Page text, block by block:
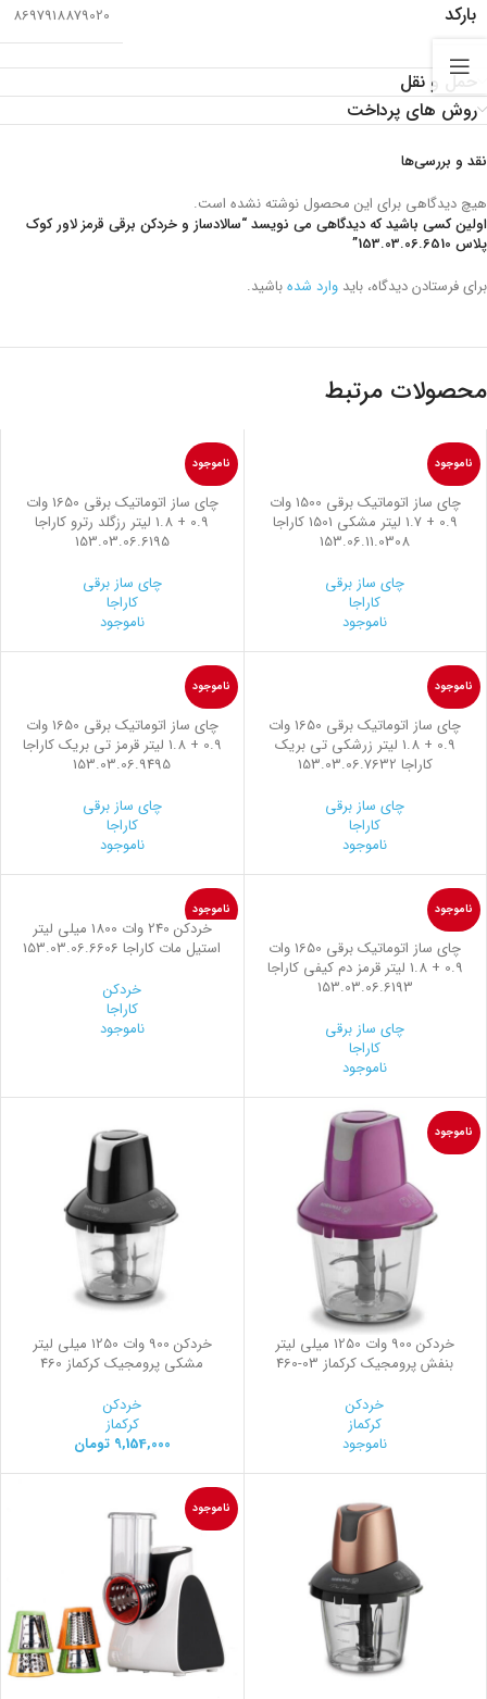
بارکد 8697918879020
حمل و نقل
روش های پرداخت
نقد و بررسی‌ها
هیچ دیدگاهی برای این محصول نوشته نشده است.
اولین کسی باشید که دیدگاهی می نویسد “سالادساز و خردکن برقی قرمز لاور کوک
پلاس 153.03.06.6510”
برای فرستادن دیدگاه، باید وارد شدهباشید.
محصولات مرتبط
ناموجود
چاي ساز اتوماتیک برقی 1500 وات
0.9 + 1.7 لیتر مشکی 1501 کاراجا
153.06.11.0308
چای ساز برقی
کاراجا
ناموجود
ناموجود
چاي ساز اتوماتیک برقی 1650 وات
0.9 + 1.8 لیتر رزگلد رترو کاراجا
153.03.06.6195
چای ساز برقی
کاراجا
ناموجود
ناموجود
چاي ساز اتوماتیک برقی 1650 وات
0.9 + 1.8 لیتر زرشکی تی بریک
کاراجا 153.03.06.7632
چای ساز برقی
کاراجا
ناموجود
ناموجود
چاي ساز اتوماتیک برقی 1650 وات
0.9 + 1.8 لیتر قرمز تی بریک کاراجا
153.03.06.9495
چای ساز برقی
کاراجا
ناموجود
ناموجود
چاي ساز اتوماتیک برقی 1650 وات
0.9 + 1.8 لیتر قرمز دم کیفی کاراجا
153.03.06.6193
چای ساز برقی
کاراجا
ناموجود
ناموجود
خردکن 240 وات 1800 میلی لیتر
استیل مات کاراجا 153.03.06.6606
خردکن
کاراجا
ناموجود
ناموجود
خردکن 900 وات 1250 میلی لیتر
بنفش پرومجیک کرکماز 460-03
خردکن
کرکماز
ناموجود
خردکن 900 وات 1250 میلی لیتر
مشکی پرومجیک کرکماز 460
خردکن
کرکماز
9,154,000 تومان
ناموجود